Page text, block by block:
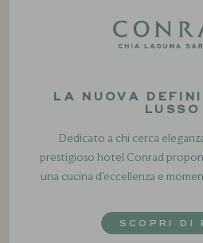
LA NUOVA
LUSSO
Dedicato a chi cerca
prestigioso hotel Conrad
una cucina d’eccellenza e
SCOPRI DI